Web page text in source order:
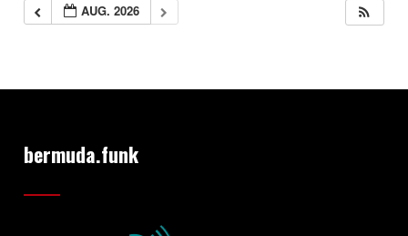
AUG. 2026
bermuda.funk